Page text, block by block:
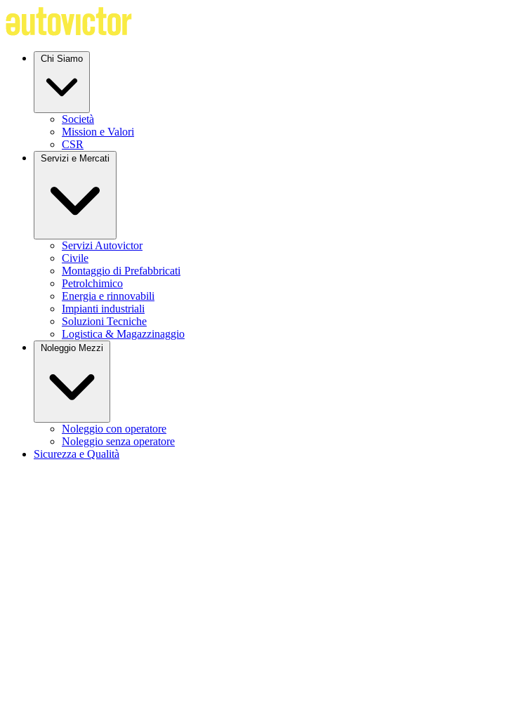
Chi Siamo
Società
Mission e Valori
CSR
Servizi e Mercati
Servizi Autovictor
Civile
Montaggio di Prefabbricati
Petrolchimico
Energia e rinnovabili
Impianti industriali
Soluzioni Tecniche
Logistica & Magazzinaggio
Noleggio Mezzi
Noleggio con operatore
Noleggio senza operatore
Sicurezza e Qualità